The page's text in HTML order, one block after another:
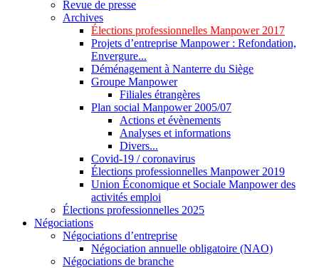
Revue de presse
Archives
Élections professionnelles Manpower 2017
Projets d’entreprise Manpower : Refondation,
Envergure...
Déménagement à Nanterre du Siège
Groupe Manpower
Filiales étrangères
Plan social Manpower 2005/07
Actions et évènements
Analyses et informations
Divers...
Covid-19 / coronavirus
Élections professionnelles Manpower 2019
Union Économique et Sociale Manpower des
activités emploi
Élections professionnelles 2025
Négociations
Négociations d’entreprise
Négociation annuelle obligatoire (NAO)
Négociations de branche